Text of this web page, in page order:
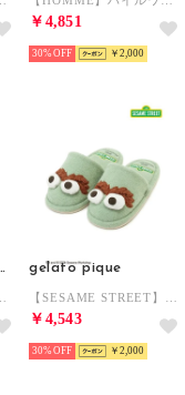
￥4,851
30% ￥2,000
HOMME gelato pique
￥4,543
30% ￥2,000